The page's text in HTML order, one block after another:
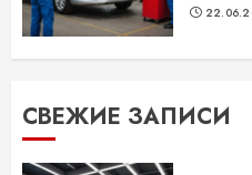
СВЕЖИЕ ЗАПИСИ